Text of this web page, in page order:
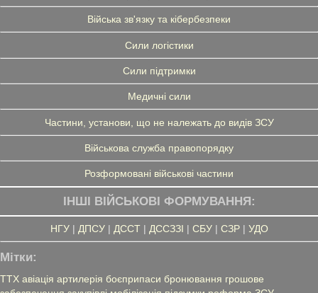
Війська зв'язку та кібербезпеки
Сили логістики
Сили підтримки
Медичні сили
Частини, установи, що не належать до видів ЗСУ
Військова служба правопорядку
Розформовані військові частини
ІНШІ ВІЙСЬКОВІ ФОРМУВАННЯ:
НГУ| ДПСУ| ДССТ| ДССЗЗІ | СБУ| СЗР| УДО
Мітки:
ТТХ авіація артилерія боєприпаси бронювання грошове